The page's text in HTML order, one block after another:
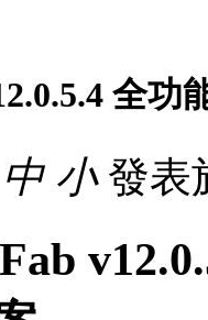
全
中 小發表